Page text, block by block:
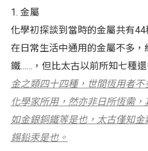
1. 金屬
化學初探談到當時的金屬共有44
在日常生活中通用的金屬不多，
鐵……，但比太古以前所知七種還
金之類四十四種，世間恆用者
化學家所用，然亦非日所恆需，
如金銀銅鐵等是也，太古僅知
錫鉛汞是也。